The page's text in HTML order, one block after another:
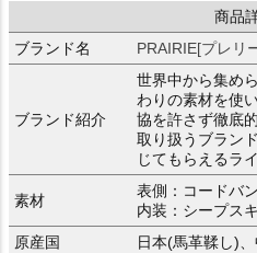
商品
ブランド名
PRAIRIE[プレリ
ブランド紹介
世界中から集め
わりの素材を使
協を許さず徹底
取り扱うブラン
じてもらえるラ
素材
表側：コードバ
内装：シープス
原産国
日本(馬革鞣し)